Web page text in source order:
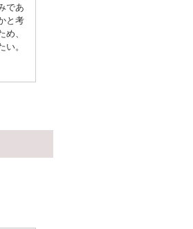
であ
と考
、
。